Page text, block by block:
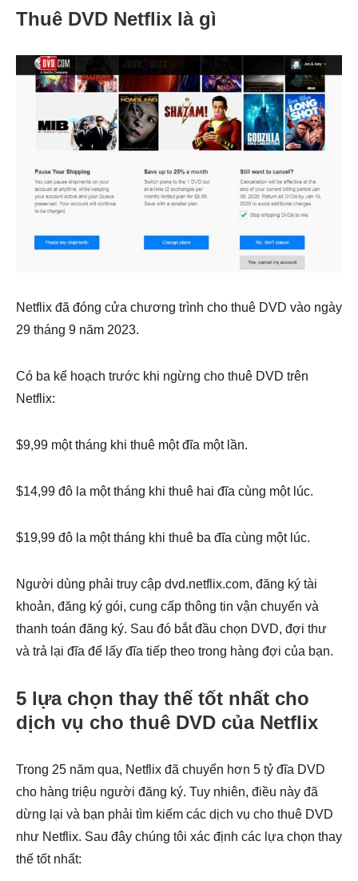
Thuê DVD Netflix là gì
Netflix đã đóng cửa chương trình cho thuê DVD vào ngày
29 tháng 9 năm 2023.
Có ba kế hoạch trước khi ngừng cho thuê DVD trên
Netflix:
$9,99 một tháng khi thuê một đĩa một lần.
$14,99 đô la một tháng khi thuê hai đĩa cùng một lúc.
$19,99 đô la một tháng khi thuê ba đĩa cùng một lúc.
Người dùng phải truy cập dvd.netflix.com, đăng ký tài
khoản, đăng ký gói, cung cấp thông tin vận chuyển và
thanh toán đăng ký. Sau đó bắt đầu chọn DVD, đợi thư
và trả lại đĩa để lấy đĩa tiếp theo trong hàng đợi của bạn.
5 lựa chọn thay thế tốt nhất cho
dịch vụ cho thuê DVD của Netflix
Trong 25 năm qua, Netflix đã chuyển hơn 5 tỷ đĩa DVD
cho hàng triệu người đăng ký. Tuy nhiên, điều này đã
dừng lại và bạn phải tìm kiếm các dịch vụ cho thuê DVD
như Netflix. Sau đây chúng tôi xác định các lựa chọn thay
thế tốt nhất: